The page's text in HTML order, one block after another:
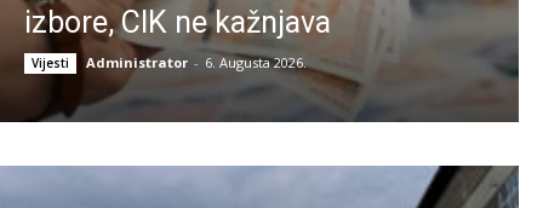
izbore, CIK ne kažnjava
Vijesti Administrator - 6. Augusta 2026.